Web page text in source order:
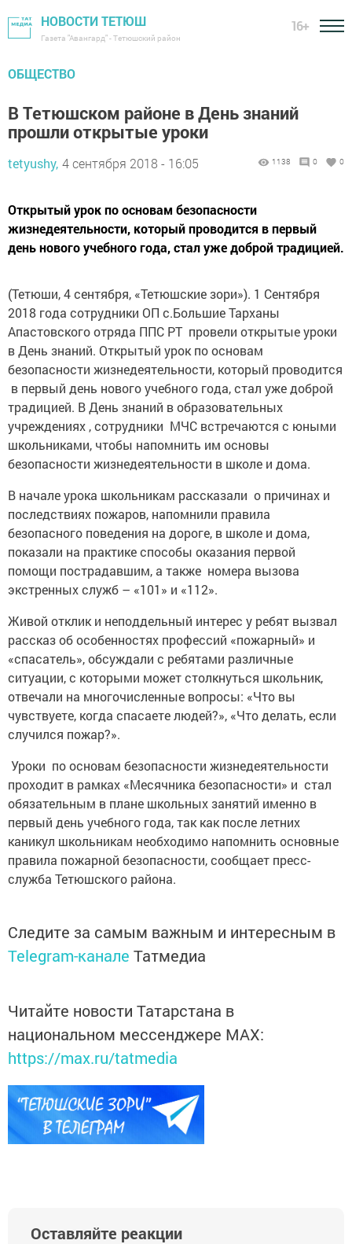
НОВОСТИ ТЕТЮШ
Газета "Авангард" - Тетюшский район
16+
ОБЩЕСТВО
В Тетюшском районе в День знаний
прошли открытые уроки
tetyushy, 4 сентября 2018 - 16:05 1138 0 0
Открытый урок по основам безопасности
жизнедеятельности, который проводится в первый
день нового учебного года, стал уже доброй традицией.
(Тетюши, 4 сентября, «Тетюшские зори»). 1 Сентября
2018 года сотрудники ОП с.Большие Тарханы
Апастовского отряда ППС РТ провели открытые уроки
в День знаний. Открытый урок по основам
безопасности жизнедеятельности, который проводится
в первый день нового учебного года, стал уже доброй
традицией. В День знаний в образовательных
учреждениях , сотрудники МЧС встречаются с юными
школьниками, чтобы напомнить им основы
безопасности жизнедеятельности в школе и дома.
В начале урока школьникам рассказали о причинах и
последствиях пожаров, напомнили правила
безопасного поведения на дороге, в школе и дома,
показали на практике способы оказания первой
помощи пострадавшим, а также номера вызова
экстренных служб – «101» и «112».
Живой отклик и неподдельный интерес у ребят вызвал
рассказ об особенностях профессий «пожарный» и
«спасатель», обсуждали с ребятами различные
ситуации, с которыми может столкнуться школьник,
отвечали на многочисленные вопросы: «Что вы
чувствуете, когда спасаете людей?», «Что делать, если
случился пожар?».
Уроки по основам безопасности жизнедеятельности
проходит в рамках «Месячника безопасности» и стал
обязательным в плане школьных занятий именно в
первый день учебного года, так как после летних
каникул школьникам необходимо напомнить основные
правила пожарной безопасности, сообщает пресс-
служба Тетюшского района.
Следите за самым важным и интересным в
Telegram-канале Татмедиа
Читайте новости Татарстана в
национальном мессенджере MАХ:
https://max.ru/tatmedia
Оставляйте реакции